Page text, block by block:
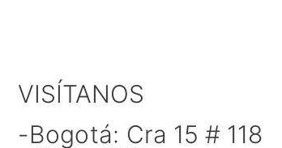
VISÍTANOS
-Bogotá: Cra 15 # 118